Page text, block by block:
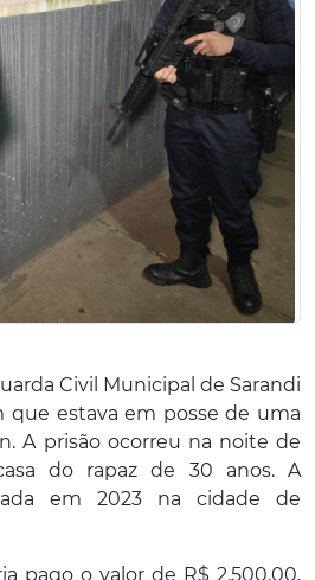
Civil Municipal de Sarandi
estava em posse de uma
A prisão ocorreu na noite de
do rapaz de 30 anos. A
em 2023 na cidade de
pago o valor de R$ 2.500,00,